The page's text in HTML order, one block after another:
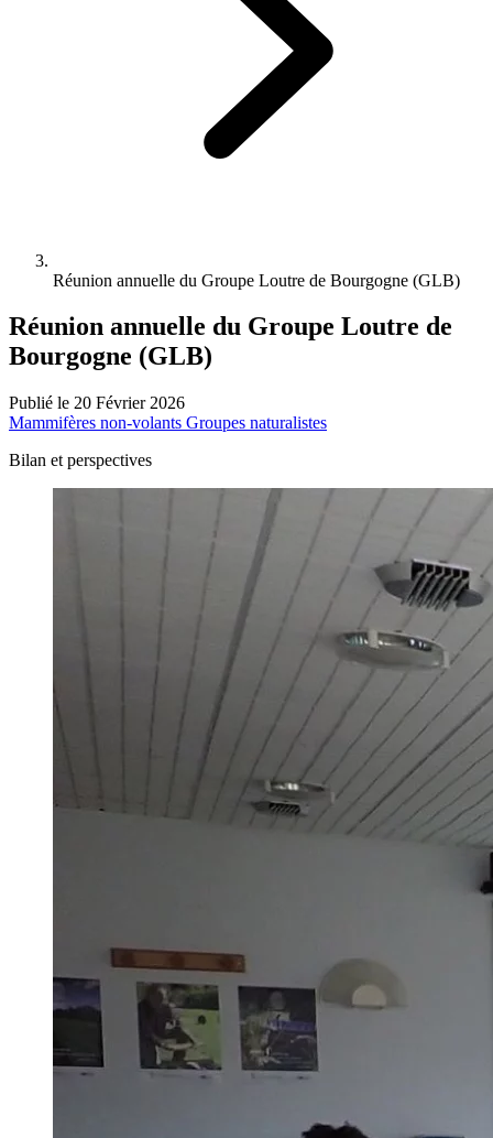
Réunion annuelle du Groupe Loutre de Bourgogne (GLB)
Réunion annuelle du Groupe Loutre de
Bourgogne (GLB)
Publié le 20 Février 2026
Mammifères non-volants Groupes naturalistes
Bilan et perspectives